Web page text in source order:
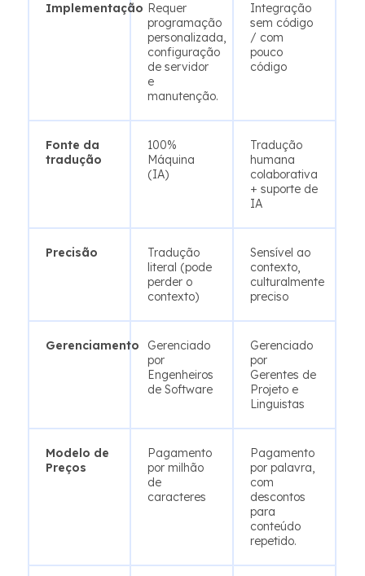
Implementação Requer
programação
personalizada,
configuração
de servidor
e
manutenção.
Integração
sem código
/ com
pouco
código
Fonte da
tradução
100%
Máquina
(IA)
Tradução
humana
colaborativa
+ suporte de
IA
Precisão
Tradução
literal (pode
perder o
contexto)
Sensível ao
contexto,
culturalmente
preciso
Gerenciamento
Gerenciado
por
Engenheiros
de Software
Gerenciado
por
Gerentes de
Projeto e
Linguistas
Modelo de
Preços
Pagamento
por milhão
de
caracteres
Pagamento
por palavra,
com
descontos
para
conteúdo
repetido.